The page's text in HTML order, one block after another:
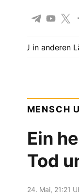
UOJ in anderen
MENSCH
Ein
Tod
24. Mai, 21:21